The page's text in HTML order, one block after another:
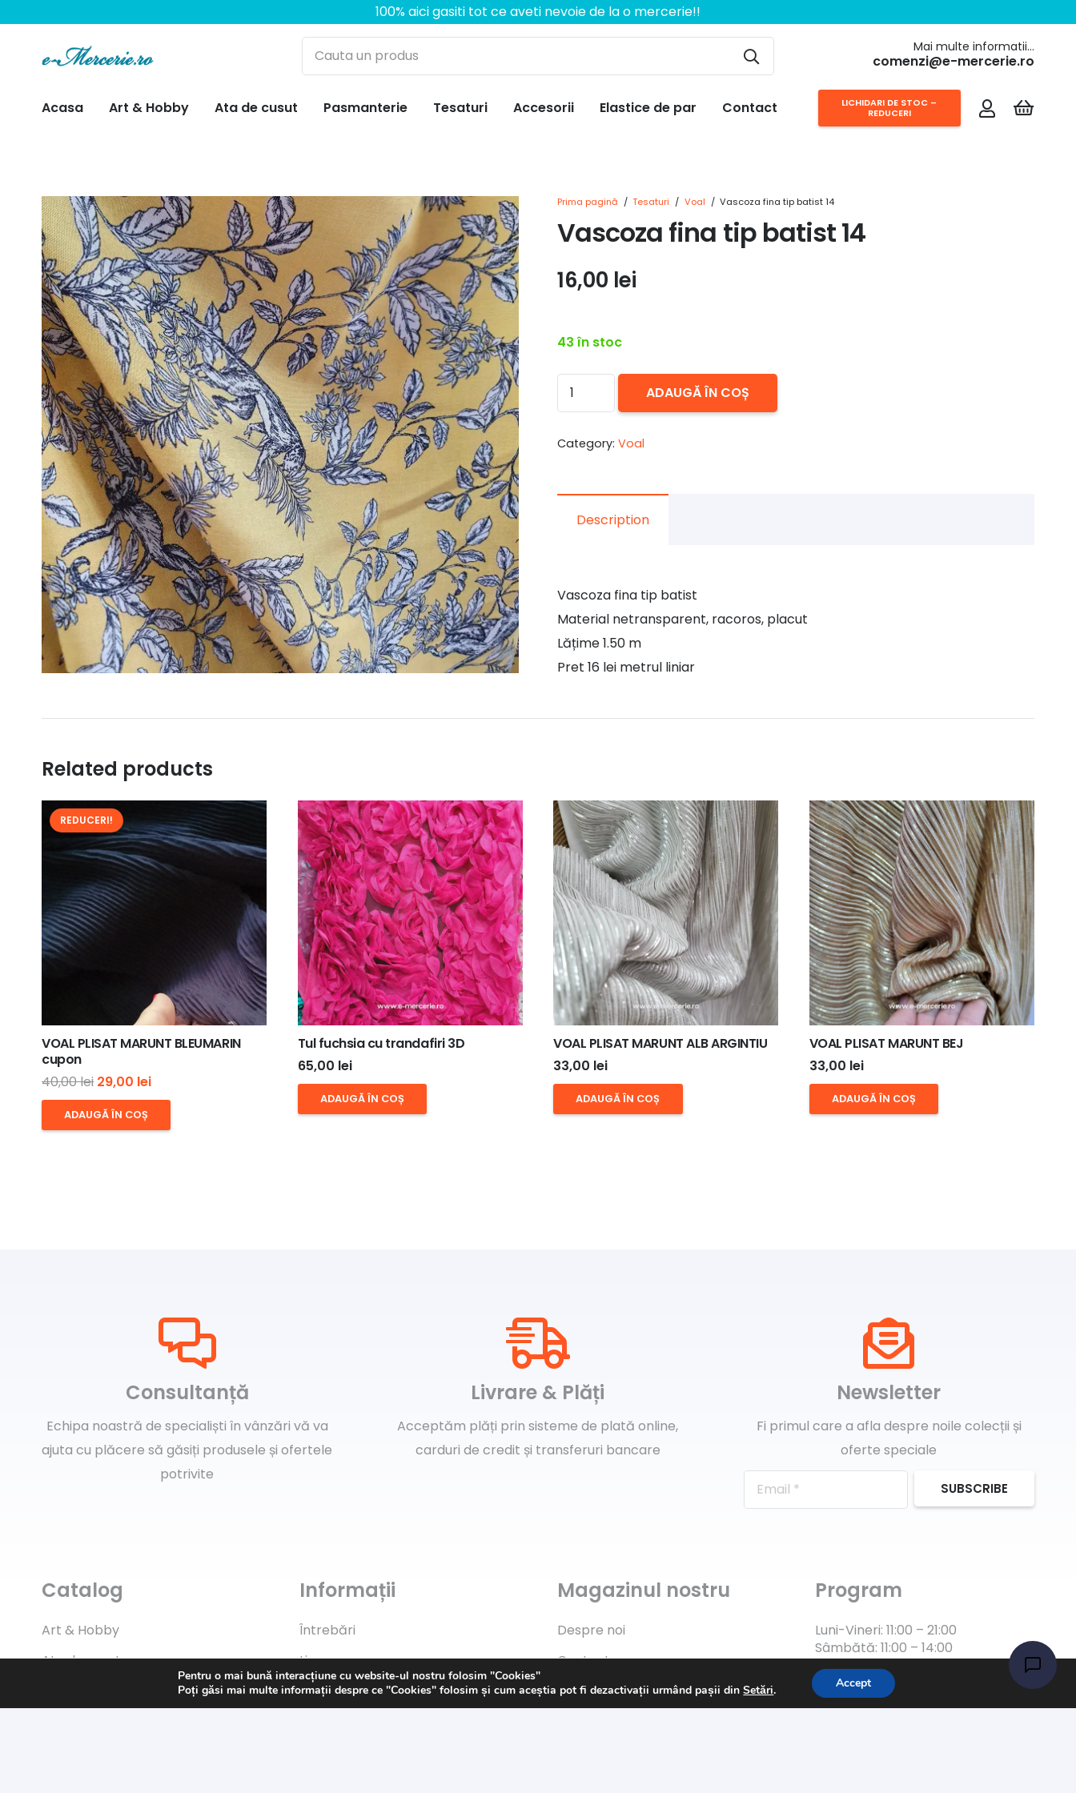
100% aici gasiti tot ce aveti nevoie de la o mercerie!!
Mai multe informatii…
comenzi@e-mercerie.ro
Acasa Art & Hobby Ata de cusut Pasmanterie Tesaturi Accesorii Elastice de par Contact
LICHIDARI DE STOC –
REDUCERI
Prima pagină / Tesaturi / Voal / Vascoza fina tip batist 14
Vascoza fina tip batist 14
16,00 lei
43 în stoc
Cantitate
Vascoza
ADAUGĂ ÎN COȘ
Category: Voal
Description
Vascoza fina tip batist
Material netransparent, racoros, placut
Lățime 1.50 m
Pret 16 lei metrul liniar
Related products
REDUCERI!
VOAL PLISAT MARUNT BLEUMARIN
cupon
40,00lei Prețul
inițial
a
29,00 leiPrețul
curent
este:
ADAUGĂ ÎN COȘ
Tul fuchsia cu trandafiri 3D
65,00 lei
ADAUGĂ ÎN COȘ
VOAL PLISAT MARUNT ALB ARGINTIU
33,00 lei
ADAUGĂ ÎN COȘ
VOAL PLISAT MARUNT BEJ
33,00 lei
ADAUGĂ ÎN COȘ
Consultanță
Echipa noastră de specialiști în vânzări vă va
ajuta cu plăcere să găsiți produsele și ofertele
potrivite
Livrare & Plăți
Acceptăm plăți prin sisteme de plată online,
carduri de credit și transferuri bancare
Newsletter
Fi primul care a afla despre noile colecții și
oferte speciale
SUBSCRIBE
Catalog
Art & Hobby
Ata de cusut
Informații
Întrebări
Livrare
Returns
Magazinul nostru
Despre noi
Contact
Politica de „Cookies”
Program
Luni-Vineri: 11:00 – 21:00
Sâmbătă: 11:00 – 14:00
Pentru o mai bună interacțiune cu website-ul nostru folosim "Cookies"
Poți găsi mai multe informații despre ce "Cookies" folosim și cum aceștia pot fi dezactivații urmând pașii dinSetări. Accept